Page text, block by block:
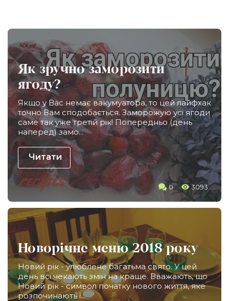
Як зручно заморозити
ягоду?
Якщо у Вас немає вакумуатора, то цей лайфхак
точно Вам сподобається. Заморожую усі ягоди
саме так уже третій рік! Попередньо (день
наперед) замо...
Читати
0 3093
Новорічне меню 2018 року
Новий рік - улюблене багатьма свято. У цей
день всі чекають змін на краще. Вважають, що
Новий рік - символ початку нового життя, яке
розпочинають і...